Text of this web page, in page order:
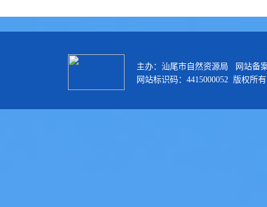
主办：汕尾市自然资源局 网站备
网站标识码：4415000052 版权所